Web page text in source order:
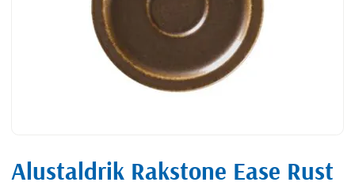
Alustaldrik Rakstone Ease Rust